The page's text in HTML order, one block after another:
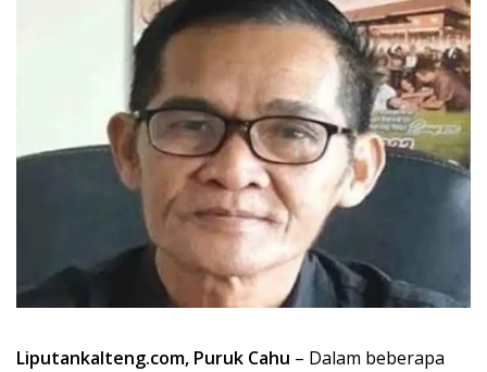
Liputankalteng.com, Puruk Cahu – Dalam beberapa